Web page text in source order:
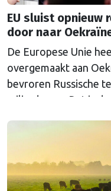
EU sluist opnieuw
door naar
De Europese Unie
overgemaakt aan
bevroren Russische
miljard euro. Dat is
Euroclear parkeerde.